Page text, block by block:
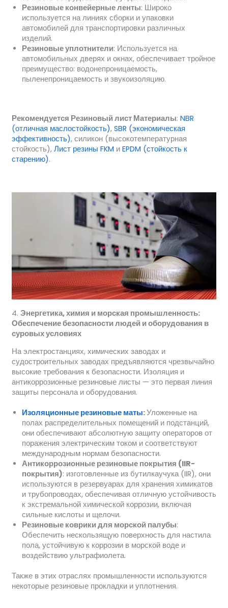
Резиновые конвейерные ленты: Широко
используется на линиях сборки и упаковки
автомобилей для транспортировки различных
изделий.
Резиновые уплотнители: Используется на
автомобильных дверях и окнах, обеспечивает тройное
преимущество: водонепроницаемость,
пыленепроницаемость и звукоизоляцию.
Рекомендуется Резиновый лист Материалы: NBR
(отличная маслостойкость), SBR (экономическая
эффективность), силикон (высокотемпературная
стойкость), Лист резины FKM и EPDM (стойкость к
старению).
4. Энергетика, химия и морская промышленность:
Обеспечение безопасности людей и оборудования в
суровых условиях
На электростанциях, химических заводах и
судостроительных заводах предъявляются чрезвычайно
высокие требования к безопасности. Изоляция и
антикоррозионные резиновые листы — это первая линия
защиты персонала и оборудования.
Изоляционные резиновые маты:Уложенные на
полах распределительных помещений и подстанций,
они обеспечивают абсолютную защиту операторов от
поражения электрическим током и соответствуют
международным нормам безопасности.
Антикоррозионные резиновые покрытия (IIR-
покрытия): изготовленные из бутилкаучука (IIR), они
используются в резервуарах для хранения химикатов
и трубопроводах, обеспечивая отличную устойчивость
к экстремальной химической коррозии, включая
сильные кислоты и щелочи.
Резиновые коврики для морской палубы:
Обеспечить нескользящую поверхность для настила
пола, устойчивую к коррозии в морской воде и
воздействию ультрафиолета.
Также в этих отраслях промышленности используются
некоторые резиновые прокладки и уплотнения.